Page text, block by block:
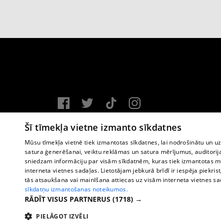
Vortal assistance service: e-mail -
Copyright © 2004-2026 SIA HELIO MEDIA.
All rights reserved.
Šī tīmekļa vietne izmanto sīkdatnes
Mūsu tīmekļa vietnē tiek izmantotas sīkdatnes, lai nodrošinātu un
satura ģenerēšanai, veiktu reklāmas un satura mērījumus,
sniedzam informāciju par visām sīkdatnēm, kuras tiek izmantotas
interneta vietnes sadaļas. Lietotājam jebkurā brīdī ir iespēja
tās atsaukšana vai mainīšana attiecas uz visām interneta vietnes
sīkdatņu izmantošanas noteikumos.
RĀDĪT VISUS PARTNERUS (1718) →
PIELĀGOT IZVĒLI